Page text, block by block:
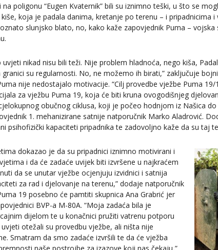
poligonu “Eugen Kvaternik” bili su iznimno teški, u što se
koja je padala danima, kretanje po terenu – i pripadnicima i
slunjsko blato, no, kako kaže zapovjednik Puma – vojska
nikad nisu bili teži. Nije problem hladnoća, nego kiša,
su regularnosti. No, ne možemo ih birati,” zaključuje
nije nedostajalo motivacije. “Cilj provedbe vježbe Puma 19/
za vježbu Puma 19, koja će biti kruna ovogodišnjeg
obučnog ciklusa, koji je počeo hodnjom iz Našica do
1. mehanizirane satnije natporučnik Marko Aladrović.
psihofizički kapaciteti pripadnika te zadovoljno kaže da su taj
dokazao je da su pripadnici iznimno motivirani i
i da će zadaće uvijek biti izvršene u najkraćem
da se unutar vježbe ocjenjuju izvidnici i satnija
za rad i djelovanje na terenu,” dodaje natporučnik
19 posebno će pamtiti skupnica Ana Grabrić jer
BVP-a M-80A. “Moja zadaća bila je
dijelom te u konačnici pružiti vatrenu potporu
otežali su provedbu vježbe, ali ništa nije
Smatram da smo zadaće izvršili te da će vježba